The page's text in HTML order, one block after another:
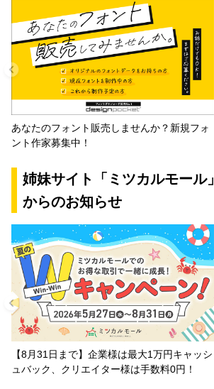
あなたのフォント販売しませんか？新規フォ
ント作家募集中！
姉妹サイト「ミツカルモール」
からのお知らせ
【8月31日まで】企業様は最大1万円キャッシ
ュバック、クリエイター様は手数料0円！